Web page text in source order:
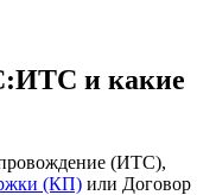
и какие
(ИТС),
(КП) или Договор